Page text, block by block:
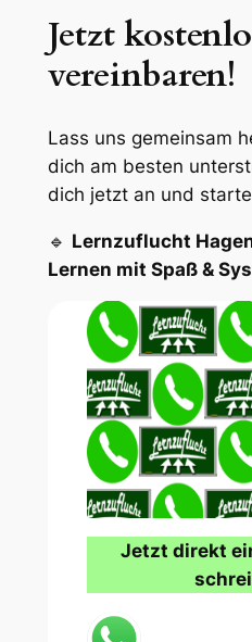
Jetzt
vereinbaren!
Lass uns gemeinsam
dich am besten
dich jetzt an und
🔹 Lernzuflucht
Lernen mit Spaß &
Jetzt direkt